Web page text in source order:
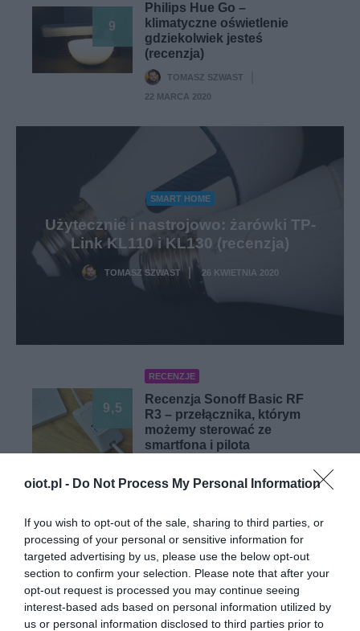
oiot.pl - Do Not Process My Personal Information
If you wish to opt-out of the sale, sharing to third parties, or
processing of your personal or sensitive information for
targeted advertising by us, please use the below opt-out
section to confirm your selection. Please note that after your
opt-out request is processed you may continue seeing
interest-based ads based on personal information utilized by
us or personal information disclosed to third parties prior to
9
Philips Hue Go –
klimatyczne oświetlenie
gdziekolwiek jesteś
(recenzja)
TOMASZ SZWAST
22 MARCA 2020
SMART HOME
Użytecznie i nastrojowo: żarówki TP-
Link KL110 i KL130 (recenzja)
TOMASZ SZWAST 26 KWIETNIA 2020
9,5
RECENZJE
Recenzja Sonoff Basic RF
R3 – przełącznika, którym
możemy sterować ze
smartfona i pilota
5 LIPCA 2020
9
Recenzja Meross MSS425F.
Jak się sprawdza
inteligentna listwa za 170
złotych?
PAWEŁ POBUDEJSKI
11 LIPCA 2020